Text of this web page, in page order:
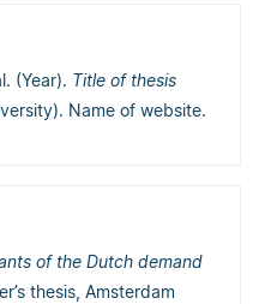
(Year). Title of thesis
Name of website.
of the Dutch demand
thesis, Amsterdam